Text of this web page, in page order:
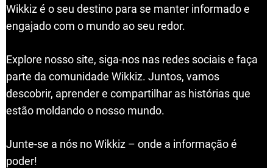
Wikkiz é o seu destino para se manter informado e
engajado com o mundo ao seu redor.
Explore nosso site, siga-nos nas redes sociais e faça
parte da comunidade Wikkiz. Juntos, vamos
descobrir, aprender e compartilhar as histórias que
estão moldando o nosso mundo.
Junte-se a nós no Wikkiz – onde a informação é
poder!